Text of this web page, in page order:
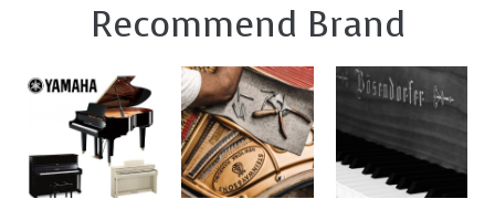
Recommend Brand